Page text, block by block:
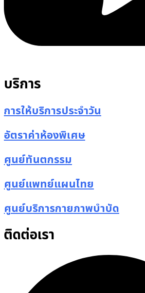
บริการ
การให้บริการประจำวัน
อัตราค่าห้องพิเศษ
ศูนย์ทันตกรรม
ศูนย์แพทย์แผนไทย
ศูนย์บริการกายภาพบำบัด
ติดต่อเรา